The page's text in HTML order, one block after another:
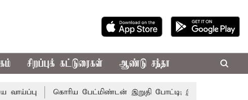
சிறப்புக் கட்டுரைகள் ஆண்டு சந்தா
கொரிய பேட்மிண்டன் இறுதி போட்டி; இந்திய வீராங்கனை